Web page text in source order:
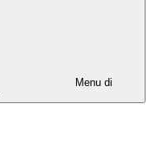
Menu di